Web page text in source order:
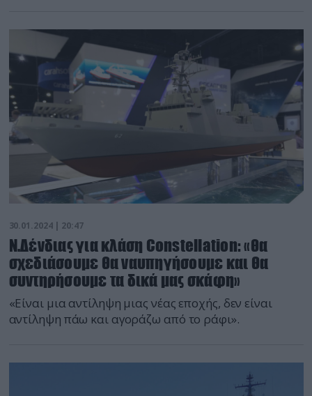
30.01.2024 | 20:47
Ν.Δένδιας για κλάση Constellation: «θα
σχεδιάσουμε θα ναυπηγήσουμε και θα
συντηρήσουμε τα δικά μας σκάφη»
«Είναι μια αντίληψη μιας νέας εποχής, δεν είναι
αντίληψη πάω και αγοράζω από το ράφι».